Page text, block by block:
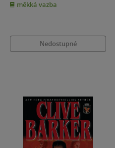
5
hvězdiček
měkká vazba
Nedostupné